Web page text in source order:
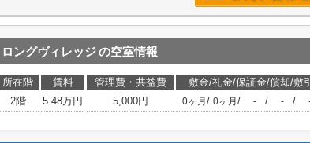
ロングヴィレッジの空室情報
所在階 賃料 管理費・共益費 敷金/礼金/保証金/償却/敷引
2階
5.48万円 5,000円 0ヶ月 / 0ヶ月 / - / - /